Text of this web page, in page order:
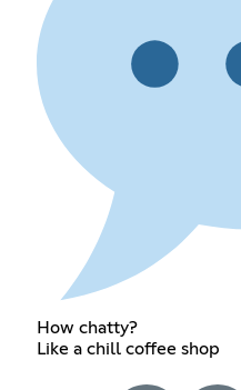
How chatty?
Like a chill coffee shop